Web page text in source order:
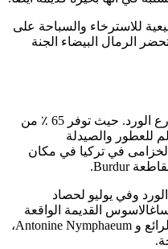
للاسترخاء والسباحة على
الرمال البيضاء الجنة
تشتهر مقاطعة إسبرطة القريبة بمزارع الورد. حيث توفر 65 ٪ من
للعطور والصيدلة
في تركيا في مكان
وفي يوليو لحصاد
القديمة الواقعة
على قمة الجبل بمسرحها الروماني الرائع و Antonine Nymphaeum،